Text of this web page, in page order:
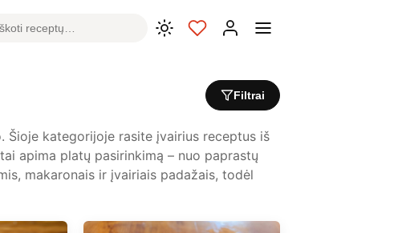
Filtrai
Šioje kategorijoje rasite įvairius receptus iš
apima platų pasirinkimą – nuo paprastų
makaronais ir įvairiais padažais, todėl